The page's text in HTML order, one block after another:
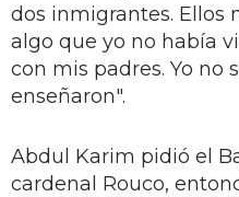
dos inmi­grantes. Ellos
algo que yo no había
con mis padres. Yo no
enseñaron".
Abdul Karim pidió el
cardenal Rouco,